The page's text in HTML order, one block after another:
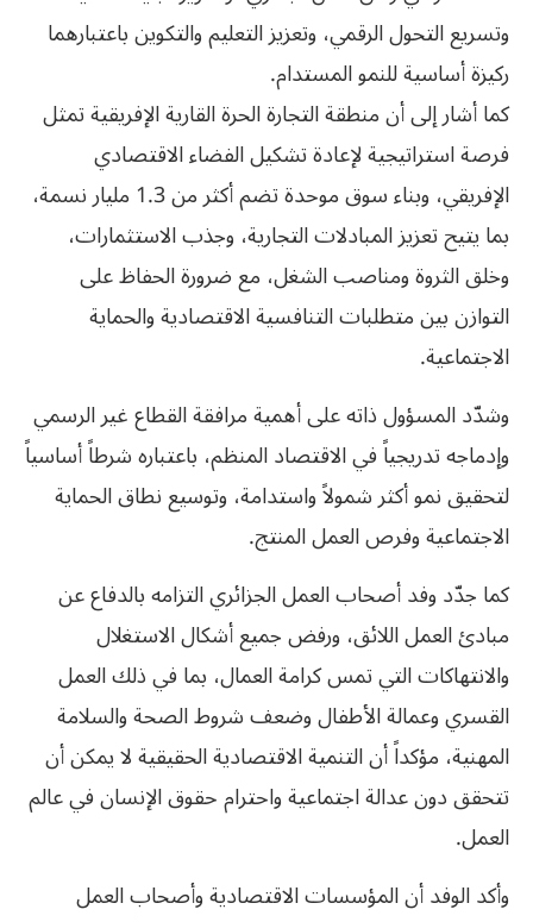
وتسريع التحول الرقمي، وتعزيز التعليم والتكوين باعتبارهما
ركيزة أساسية للنمو المستدام.
كما أشار إلى أن منطقة التجارة الحرة القارية الإفريقية تمثل
فرصة استراتيجية لإعادة تشكيل الفضاء الاقتصادي
الإفريقي، وبناء سوق موحدة تضم أكثر من 1.3 مليار نسمة،
بما يتيح تعزيز المبادلات التجارية، وجذب الاستثمارات،
وخلق الثروة ومناصب الشغل، مع ضرورة الحفاظ على
التوازن بين متطلبات التنافسية الاقتصادية والحماية
الاجتماعية.
وشدّد المسؤول ذاته على أهمية مرافقة القطاع غير الرسمي
وإدماجه تدريجياً في الاقتصاد المنظم، باعتباره شرطاً أساسياً
لتحقيق نمو أكثر شمولاً واستدامة، وتوسيع نطاق الحماية
الاجتماعية وفرص العمل المنتج.
كما جدّد وفد أصحاب العمل الجزائري التزامه بالدفاع عن
مبادئ العمل اللائق، ورفض جميع أشكال الاستغلال
والانتهاكات التي تمس كرامة العمال، بما في ذلك العمل
القسري وعمالة الأطفال وضعف شروط الصحة والسلامة
المهنية، مؤكداً أن التنمية الاقتصادية الحقيقية لا يمكن أن
تتحقق دون عدالة اجتماعية واحترام حقوق الإنسان في عالم
العمل.
وأكد الوفد أن المؤسسات الاقتصادية وأصحاب العمل